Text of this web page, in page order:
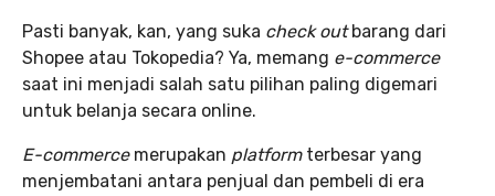
Pasti banyak, kan, yang suka check outbarang dari
Shopee atau Tokopedia? Ya, memang e-commerce
saat ini menjadi salah satu pilihan paling digemari
untuk belanja secara online.
E-commercemerupakan platformterbesar yang
menjembatani antara penjual dan pembeli di era